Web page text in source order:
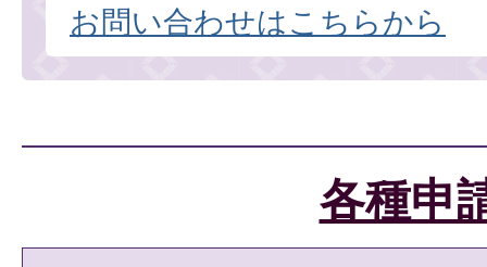
お問い合わせはこちらから
各種申